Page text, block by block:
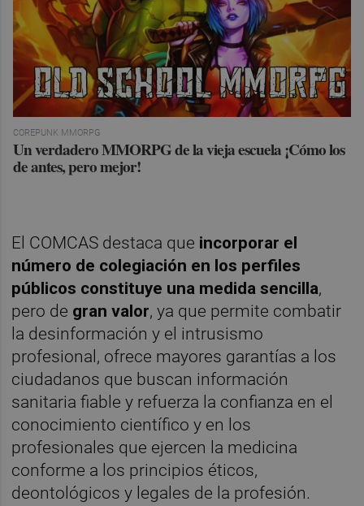
COREPUNK MMORPG
Un verdadero MMORPG de la vieja escuela ¡Cómo los
de antes, pero mejor!
El COMCAS destaca que incorporar el
número de colegiación en los perfiles
públicos constituye una medida sencilla,
pero de gran valor, ya que permite combatir
la desinformación y el intrusismo
profesional, ofrece mayores garantías a los
ciudadanos que buscan información
sanitaria fiable y refuerza la confianza en el
conocimiento científico y en los
profesionales que ejercen la medicina
conforme a los principios éticos,
deontológicos y legales de la profesión.